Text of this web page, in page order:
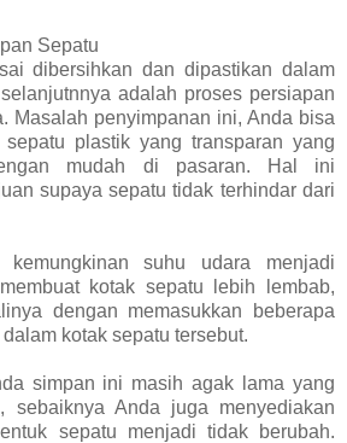
Sepatu
dibersihkan dan dipastikan dalam
adalah proses persiapan
Masalah penyimpanan ini, Anda bisa
sepatu plastik yang transparan yang
mudah di pasaran. Hal ini
supaya sepatu tidak terhindar dari
suhu udara menjadi
kotak sepatu lebih lembab,
dengan memasukkan beberapa
kotak sepatu tersebut.
simpan ini masih agak lama yang
sebaiknya Anda juga menyediakan
sepatu menjadi tidak berubah.